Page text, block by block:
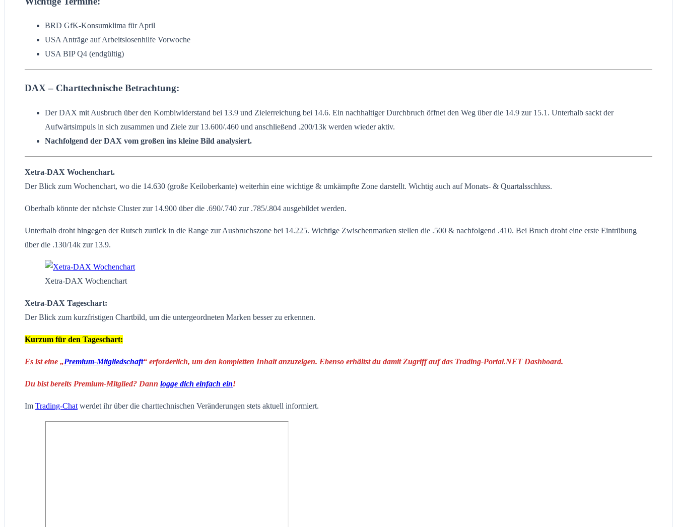
BRD GfK-Konsumklima für April
USA Anträge auf Arbeitslosenhilfe Vorwoche
USA BIP Q4 (endgültig)
DAX – Charttechnische Betrachtung:
Der DAX mit Ausbruch über den Kombiwiderstand bei 13.9 und Zielerreichung bei 14.6. Ein nachhaltiger Durchbruch öffnet den Weg über die 14.9 zur 15.1. Unterhalb sackt der
Aufwärtsimpuls in sich zusammen und Ziele zur 13.600/.460 und anschließend .200/13k werden wieder aktiv.
Nachfolgend der DAX vom großen ins kleine Bild analysiert.
Xetra-DAX Wochenchart.
Der Blick zum Wochenchart, wo die 14.630 (große Keiloberkante) weiterhin eine wichtige & umkämpfte Zone darstellt. Wichtig auch auf Monats- & Quartalsschluss.
Oberhalb könnte der nächste Cluster zur 14.900 über die .690/.740 zur .785/.804 ausgebildet werden.
Unterhalb droht hingegen der Rutsch zurück in die Range zur Ausbruchszone bei 14.225. Wichtige Zwischenmarken stellen die .500 & nachfolgend .410. Bei Bruch droht eine erste Eintrübung
über die .130/14k zur 13.9.
Xetra-DAX Wochenchart
Xetra-DAX Tageschart:
Der Blick zum kurzfristigen Chartbild, um die untergeordneten Marken besser zu erkennen.
Kurzum für den Tageschart:
Es ist eine „Premium-Mitgliedschaft“ erforderlich, um den kompletten Inhalt anzuzeigen. Ebenso erhältst du damit Zugriff auf das Trading-Portal.NET Dashboard.
Du bist bereits Premium-Mitglied? Dann logge dich einfach ein!
Im Trading-Chat werdet ihr über die charttechnischen Veränderungen stets aktuell informiert.